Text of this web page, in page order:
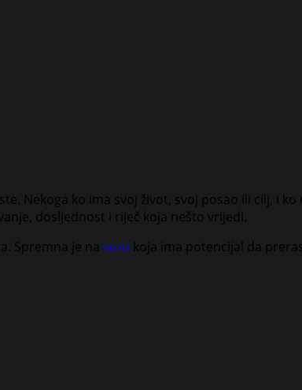
Nekoga ko ima svoj život, svoj posao ili cilj, i
dosljednost i riječ koja nešto vrijedi.
Spremna je na vezu koja ima potencijal da